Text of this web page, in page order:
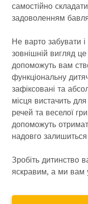
самостійно
задоволенням
Не варто забувати
зовнішній вигляд
допоможуть вам
функціональну
зафіксовані та
місця вистачить для
речей та веселої
допоможуть
надовго залишиться
Зробіть дитинство
яскравим, а ми вам